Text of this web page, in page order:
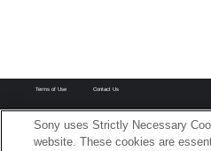
Terms of Use Contact Us
Sony uses Strictly Necessary
website. These cookies are